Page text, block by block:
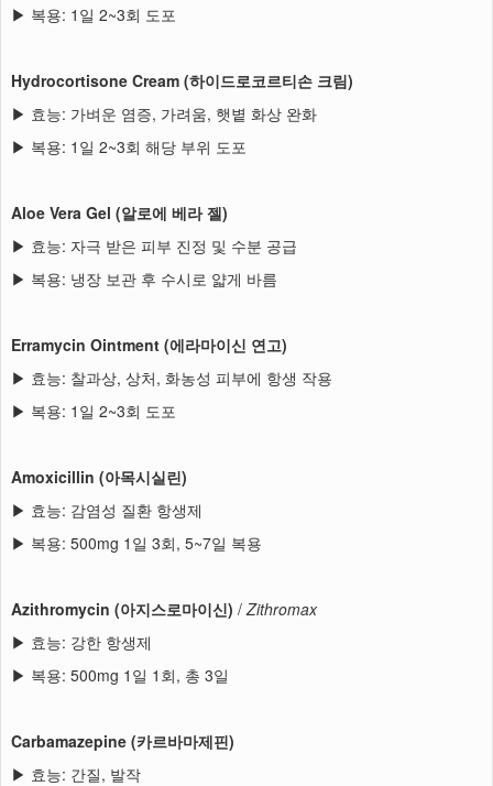
▶ 복용: 1일 2~3회 도포
Hydrocortisone Cream (하이드로코르티손 크림)
▶ 효능: 가벼운 염증, 가려움, 햇볕 화상 완화
▶ 복용: 1일 2~3회 해당 부위 도포
Aloe Vera Gel (알로에 베라 젤)
▶ 효능: 자극 받은 피부 진정 및 수분 공급
▶ 복용: 냉장 보관 후 수시로 얇게 바름
Erramycin Ointment (에라마이신 연고)
▶ 효능: 찰과상, 상처, 화농성 피부에 항생 작용
▶ 복용: 1일 2~3회 도포
Amoxicillin (아목시실린)
▶ 효능: 감염성 질환 항생제
▶ 복용: 500mg 1일 3회, 5~7일 복용
Azithromycin (아지스로마이신) /Zithromax
▶ 효능: 강한 항생제
▶ 복용: 500mg 1일 1회, 총 3일
Carbamazepine (카르바마제핀)
▶ 효능: 간질, 발작